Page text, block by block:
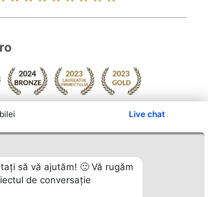
Live chat
să vă ajutăm! 🙂 Vă rugăm
de conversație
Arată mai multe >>
Plebiscyt